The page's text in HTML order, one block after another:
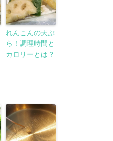
れんこんの天ぷ
ら！調理時間と
カロリーとは？